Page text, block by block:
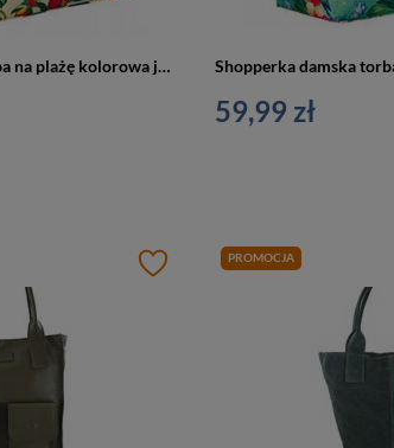
Shopperka damska torba na plażę kolorowa jasnozielona 2019
59,99 zł
PROMOCJA